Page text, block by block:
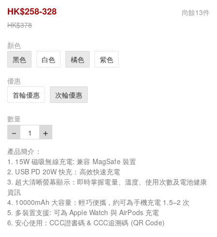
HK$258-328 尚餘13件
HK$378
顏色
黑色
白色 橘色 紫色
優惠
首輪優惠
次輪優惠
數量
－ 1 ＋
產品簡介：
1. 15W 磁吸無線充電: 兼容 MagSafe 裝置
2. USB PD 20W 快充：高效快速充電
3. 超大清晰螢幕顯示：即時掌握電量、溫度、使用次數及電池健康
資訊
4. 10000mAh 大容量：輕巧便攜，約可為手機充電 1.5–2 次
5. 多裝置支援: 可為 Apple Watch 與 AirPods 充電
6. 安心使用：CCC證書碼 & CCC追溯碼 (QR Code)